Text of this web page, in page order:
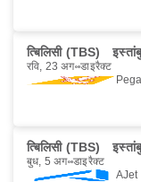
त्बिलिसी (TBS)
रवि, 23 अग॰ डाइरैक्ट
त्बिलिसी (TBS)
बुध, 5 अग॰ डाइरैक्ट
AJet